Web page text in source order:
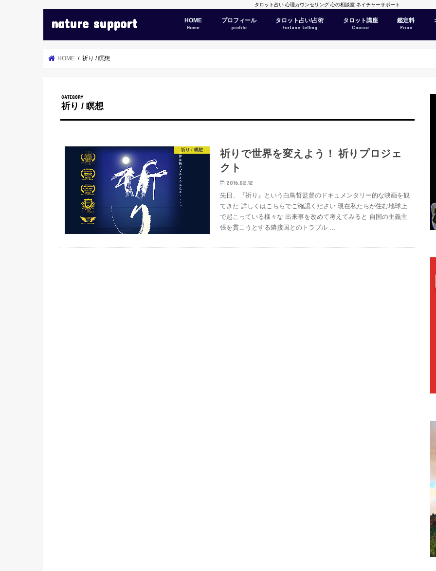
タロット占い 心理カウンセリング 心の相談室 ネイチャーサポート
nature support HOME
Home
プロフィール
profile
タロット占い/占術
Fortune telling
タロット講座
Course
鑑定料
Price
HOME 祈り / 瞑想
祈り / 瞑想
祈り / 瞑想
祈りで世界を変えよう！ 祈りプロジェ
クト
2016.02.12
先日、『祈り』という白鳥哲監督のドキュメンタリー的な映画を観
てきた 詳しくはこちらでご確認ください 現在私たちが住む地球上
で起こっている様々な 出来事を改めて考えてみると 自国の主義主
張を貫こうとする隣接国とのトラブル …